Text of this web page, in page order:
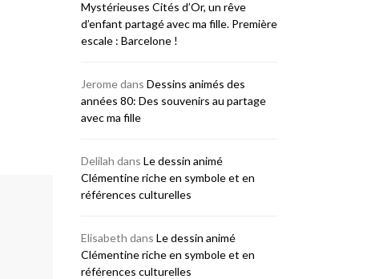
Mystérieuses Cités d’Or, un rêve
d’enfant partagé avec ma fille. Première
escale : Barcelone !
Jeromedans Dessins animés des
années 80: Des souvenirs au partage
avec ma fille
Delilah dans Le dessin animé
Clémentine riche en symbole et en
références culturelles
Elisabeth dans Le dessin animé
Clémentine riche en symbole et en
références culturelles